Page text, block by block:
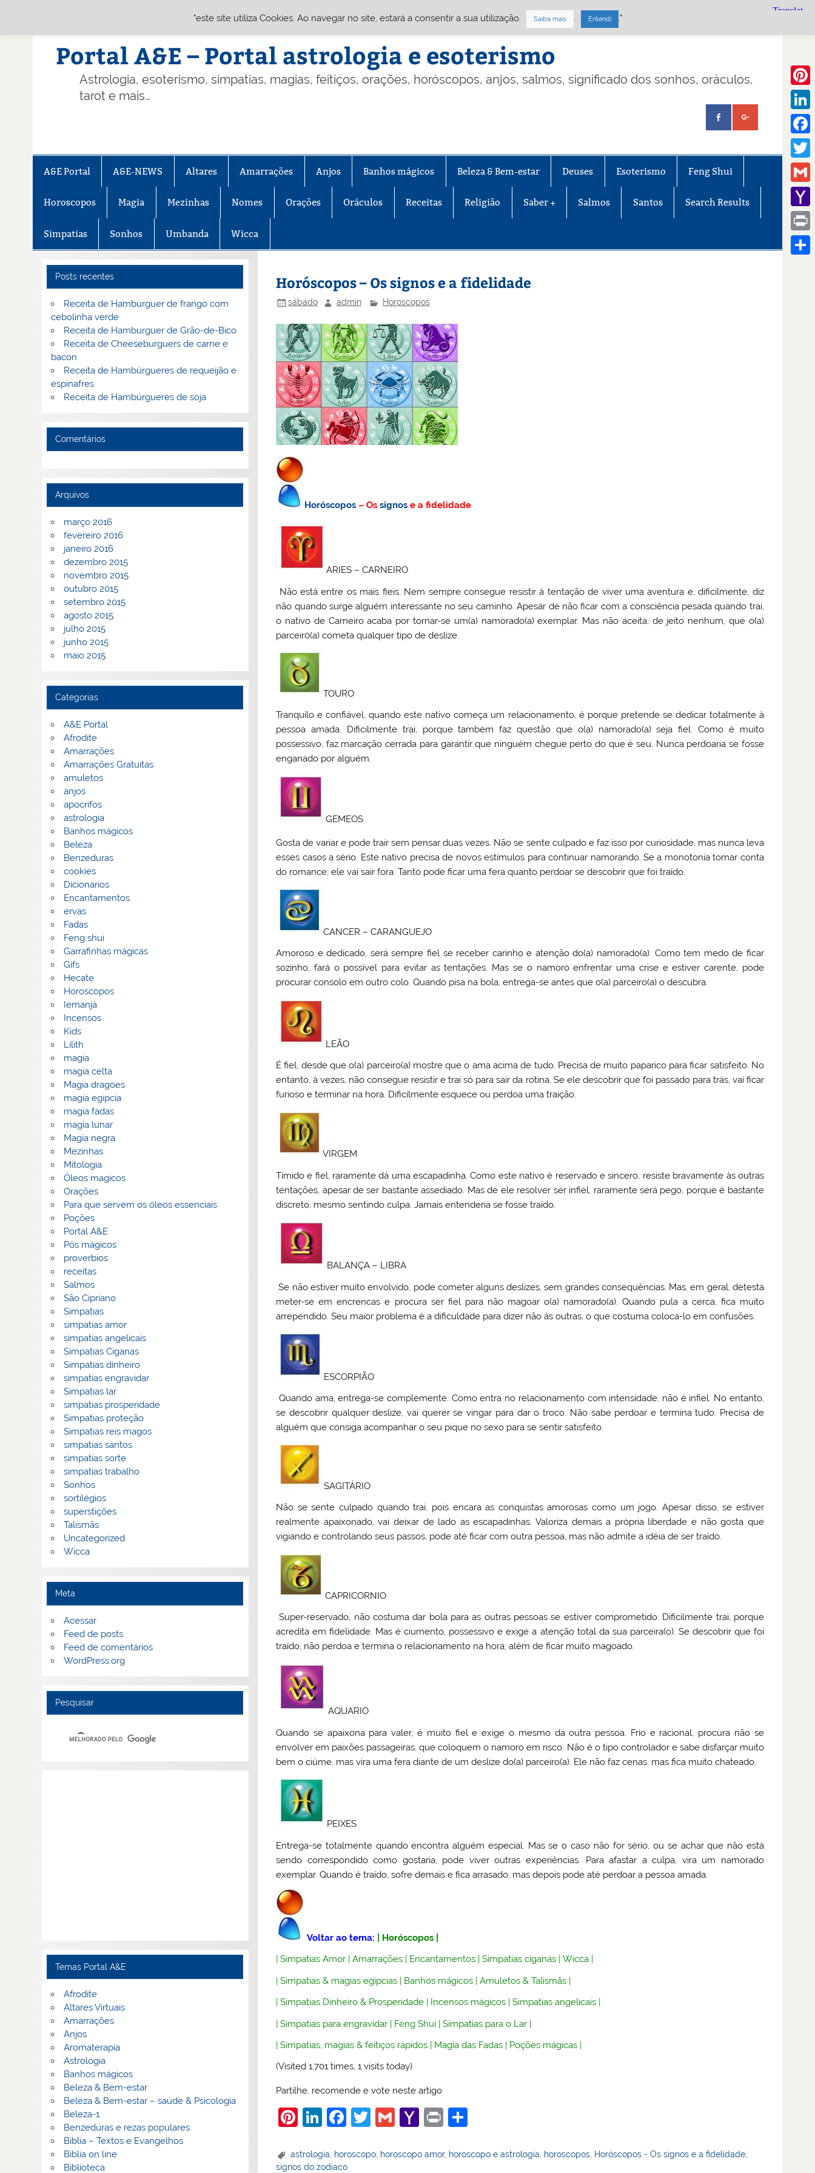
Portal A&E – Portal astrologia e esoterismo
Astrologia, esoterismo, simpatias, magias, feitiços, orações, horóscopos, anjos, salmos, significado dos sonhos, oráculos,
tarot e mais…
A&E Portal A&E-NEWS Altares Amarrações Anjos Banhos mágicos Beleza & Bem-estar Deuses Esoterismo Feng Shui
Horoscopos Magia Mezinhas Nomes Orações Oráculos Receitas Religião Saber + Salmos Santos Search Results
Simpatias Sonhos Umbanda Wicca
Horóscopos – Os signos e a fidelidade
sábado admin Horoscopos
Horóscopos – Ossignos e a fidelidade
ARIES – CARNEIRO
Não está entre os mais fieis. Nem sempre consegue resistir à tentação de viver uma aventura e, dificilmente, diz
não quando surge alguém interessante no seu caminho. Apesar de não ficar com a consciência pesada quando trai,
o nativo de Carneiro acaba por tornar-se um(a) namorado(a) exemplar. Mas não aceita, de jeito nenhum, que o(a)
parceir0(a) cometa qualquer tipo de deslize.
TOURO
Tranquilo e confiável, quando este nativo começa um relacionamento, é porque pretende se dedicar totalmente à
pessoa amada. Dificilmente trai, porque também faz questão que o(a) namorado(a) seja fiel. Como é muito
possessivo, faz marcação cerrada para garantir que ninguém chegue perto do que é seu. Nunca perdoaria se fosse
enganado por alguém.
GEMEOS
Gosta de variar e pode trair sem pensar duas vezes. Não se sente culpado e faz isso por curiosidade, mas nunca leva
esses casos a sério. Este nativo precisa de novos estímulos para continuar namorando. Se a monotonia tomar conta
do romance, ele vai sair fora. Tanto pode ficar uma fera quanto perdoar se descobrir que foi traído.
CANCER – CARANGUEJO
Amoroso e dedicado, será sempre fiel se receber carinho e atenção do(a) namorado(a). Como tem medo de ficar
sozinho, fará o possível para evitar as tentações. Mas se o namoro enfrentar uma crise e estiver carente, pode
procurar consolo em outro colo. Quando pisa na bola, entrega-se antes que o(a) parceiro(a) o descubra.
LEÃO
É fiel, desde que o(a) parceiro(a) mostre que o ama acima de tudo. Precisa de muito paparico para ficar satisfeito. No
entanto, à vezes, não consegue resistir e trai só para sair da rotina. Se ele descobrir que foi passado para trás, vai ficar
furioso e terminar na hora. Dificilmente esquece ou perdoa uma traição.
VIRGEM
Tímido e fiel, raramente dá uma escapadinha. Como este nativo é reservado e sincero, resiste bravamente às outras
tentações, apesar de ser bastante assediado. Mas de ele resolver ser infiel, raramente será pego, porque é bastante
discreto, mesmo sentindo culpa. Jamais entenderia se fosse traído.
BALANÇA – LIBRA
Se não estiver muito envolvido, pode cometer alguns deslizes, sem grandes consequências. Mas, em geral, detesta
meter-se em encrencas e procura ser fiel para não magoar o(a) namorado(a). Quando pula a cerca, fica muito
arrependido. Seu maior problema é a dificuldade para dizer não às outras, o que costuma coloca-lo em confusões.
ESCORPIÃO
Quando ama, entrega-se complemente. Como entra no relacionamento com intensidade, não é infiel. No entanto,
se descobrir qualquer deslize, vai querer se vingar para dar o troco. Não sabe perdoar e termina tudo. Precisa de
alguém que consiga acompanhar o seu pique no sexo para se sentir satisfeito.
SAGITÁRIO
Não se sente culpado quando trai, pois encara as conquistas amorosas como um jogo. Apesar disso, se estiver
realmente apaixonado, vai deixar de lado as escapadinhas. Valoriza demais a própria liberdade e não gosta que
vigiando e controlando seus passos, pode até ficar com outra pessoa, mas não admite a idéia de ser traído.
CAPRICORNIO
Super-reservado, não costuma dar bola para as outras pessoas se estiver comprometido. Dificilmente trai, porque
acredita em fidelidade. Mas é ciumento, possessivo e exige a atenção total da sua parceira(o). Se descobrir que foi
traído, não perdoa e termina o relacionamento na hora, além de ficar muito magoado.
AQUARIO
Quando se apaixona para valer, é muito fiel e exige o mesmo da outra pessoa. Frio e racional, procura não se
envolver em paixões passageiras, que coloquem o namoro em risco. Não é o tipo controlador e sabe disfarçar muito
bem o ciúme, mas vira uma fera diante de um deslize do(a) parceiro(a). Ele não faz cenas, mas fica muito chateado.
PEIXES
Entrega-se totalmente quando encontra alguém especial. Mas se o caso não for sério, ou se achar que não está
sendo correspondido como gostaria, pode viver outras experiências. Para afastar a culpa, vira um namorado
exemplar. Quando é traído, sofre demais e fica arrasado, mas depois pode até perdoar a pessoa amada.
Voltar ao tema: Horóscopos
|Simpatias Amor |Amarrações Encantamentos |Simpatias ciganas |Wicca
|Simpatias & magias egípcias | Banhos mágicos |Amuletos & Talismãs |
|Simpatias Dinheiro & Prosperidade | Incensos mágicos |Simpatias angelicais |
|Simpatias para engravidar | Feng Shui |Simpatias para o Lar |
|Simpatias, magias & feitiços rápidos | Magia das Fadas | Poções mágicas |
(Visited 1.701 times, 1 visits today)
Partilhe, recomende e vote neste artigo
Pi
er
Li
k
F
c
T
itt
G
ai
Y
h
Pr
t
ar
astrologia horoscopo horoscopo amor, horoscopo e astrologia horoscopos Horóscopos - Os signos e a fidelidade
signos do zodiaco
Posts recentes
Receita de Hambúrguer de frango com
cebolinha verde
Receita de Hamburguer de Grão-de-Bico
Receita de Cheeseburguers de carne e
bacon
Receita de Hambúrgueres de requeijão e
espinafres
Receita de Hambúrgueres de soja
Comentários
Arquivos
março 2016
fevereiro 2016
janeiro 2016
dezembro 2015
novembro 2015
outubro 2015
setembro 2015
agosto 2015
julho 2015
junho 2015
maio 2015
Categorias
A&E Portal
Afrodite
Amarrações
Amarrações Gratuitas
amuletos
anjos
apocrifos
astrologia
Banhos mágicos
Beleza
Benzeduras
cookies
Dicionarios
Encantamentos
ervas
Fadas
Feng shui
Garrafinhas mágicas
Gifs
Hecate
Horoscopos
Iemanjá
Incensos
Kids
Lilith
magia
magia celta
Magia dragoes
magia egipcia
magia fadas
magia lunar
Magia negra
Mezinhas
Mitologia
Óleos magicos
Orações
Para que servem os óleos essenciais
Poções
Portal A&E
Pós mágicos
proverbios
receitas
Salmos
São Cipriano
Simpatias
simpatias amor
simpatias angelicais
Simpatias Ciganas
Simpatias dinheiro
simpatias engravidar
Simpatias lar
simpatias prosperidade
Simpatias proteção
Simpatias reis magos
simpatias santos
simpatias sorte
simpatias trabalho
Sonhos
sortilégios
superstições
Talismãs
Uncategorized
Wicca
Meta
Acessar
Feed de posts
Feed de comentários
WordPress.org
Pesquisar
Temas Portal A&E
Afrodite
Altares Virtuais
Amarrações
Anjos
Aromaterapia
Astrologia
Banhos mágicos
Beleza & Bem-estar
Beleza & Bem-estar – saúde & Psicologia
Beleza-1
Benzeduras e rezas populares
Bíblia – Textos e Evangelhos
Biblia on line
Biblioteca
Gmail
Mail
Print
"este site utiliza Cookies. Ao navegar no site, estará a consentir a sua utilização. Saiba mais . Entendi ."